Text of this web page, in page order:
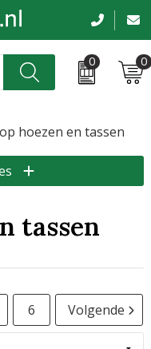
0 0
hoezen en tassen
tassen
6 Volgende